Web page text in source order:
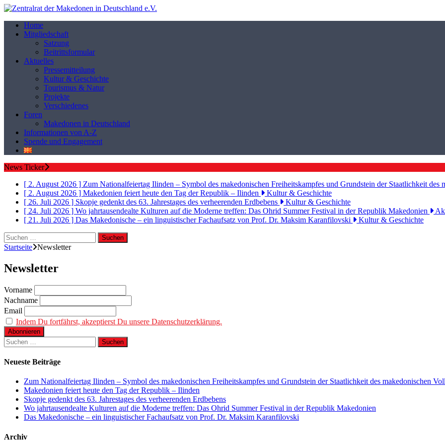
Home
Mitgliedschaft
Satzung
Beitrittsformular
Aktuelles
Pressemitteilung
Kultur & Geschichte
Tourismus & Natur
Projekte
Verschiedenes
Foren
Makedonen in Deutschland
Informationen von A-Z
Spende und Engagement
News Ticker
[ 2. August 2026 ] Zum Nationalfeiertag Ilinden – Symbol des makedonischen Freiheitskampfes und Grundstein der Staatlichkeit des
[ 2. August 2026 ] Makedonien feiert heute den Tag der Republik – Ilinden
Kultur & Geschichte
[ 26. Juli 2026 ] Skopje gedenkt des 63. Jahrestages des verheerenden Erdbebens
Kultur & Geschichte
[ 24. Juli 2026 ] Wo jahrtausendealte Kulturen auf die Moderne treffen: Das Ohrid Summer Festival in der Republik Makedonien
[ 21. Juli 2026 ] Das Makedonische – ein linguistischer Fachaufsatz von Prof. Dr. Maksim Karanfilovski
Kultur & Geschichte
Suchen
nach:
Startseite Newsletter
Newsletter
Vorname
Nachname
Email
Indem Du fortfährst, akzeptierst Du unsere Datenschutzerklärung.
Suchen
nach:
Neueste Beiträge
Zum Nationalfeiertag Ilinden – Symbol des makedonischen Freiheitskampfes und Grundstein der Staatlichkeit des makedonischen
Makedonien feiert heute den Tag der Republik – Ilinden
Skopje gedenkt des 63. Jahrestages des verheerenden Erdbebens
Wo jahrtausendealte Kulturen auf die Moderne treffen: Das Ohrid Summer Festival in der Republik Makedonien
Das Makedonische – ein linguistischer Fachaufsatz von Prof. Dr. Maksim Karanfilovski
Archiv